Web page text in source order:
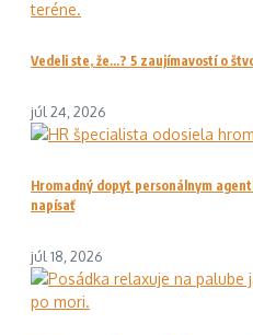
Vedeli ste, že…? 5 zaujímavostí o
júl 24, 2026
Hromadný dopyt personálnym
napísať
júl 18, 2026